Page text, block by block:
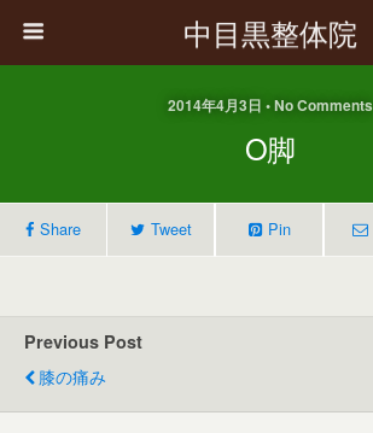
中目黒整体院
2014年4月3日 • No Comments
O脚
Share Tweet Pin
Previous Post
膝の痛み